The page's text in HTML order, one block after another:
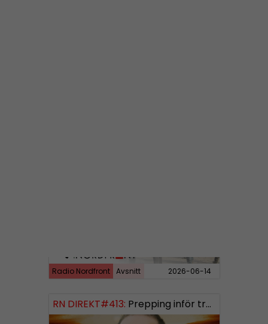
Radio Nordfront Avsnitt 2026-06-14
RN DIREKT#413: Prepping inför tredje världskriget